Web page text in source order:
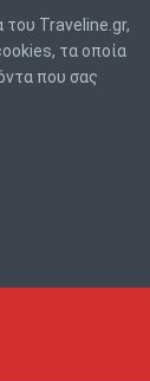
του Traveline.gr,
τα οποία
που σας